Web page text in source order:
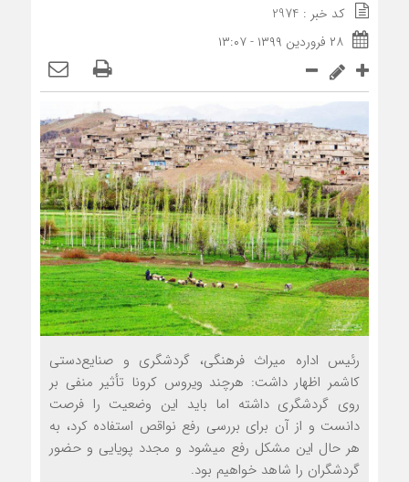
کد خبر : 2974
۲۸ فروردین ۱۳۹۹ - ۱۳:۰۷
رئیس اداره میراث فرهنگی، گردشگری و صنایع‌دستی
کاشمر اظهار داشت: هرچند ویروس کرونا تأثیر منفی بر
روی گردشگری داشته اما باید این وضعیت را فرصت
دانست و از آن برای بررسی رفع نواقص استفاده کرد، به
هر حال این مشکل رفع می‎شود و مجدد پویایی و حضور
گردشگران را شاهد خواهیم بود.